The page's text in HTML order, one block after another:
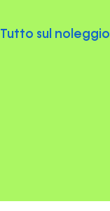
Tutto sul noleggio